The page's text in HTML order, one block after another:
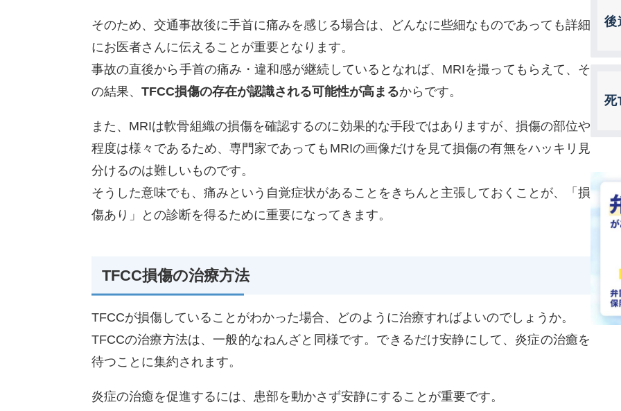
そのため、交通事故後に手首に痛みを感じる場合は、どんなに些細なものであっても詳細
にお医者さんに伝えることが重要となります。
事故の直後から手首の痛み・違和感が継続しているとなれば、MRIを撮ってもらえて、そ
の結果、 TFCC損傷の存在が認識される可能性が高まるからです。
また、MRIは軟骨組織の損傷を確認するのに効果的な手段ではありますが、損傷の部位や
程度は様々であるため、専門家であってもMRIの画像だけを見て損傷の有無をハッキリ見
分けるのは難しいものです。
そうした意味でも、痛みという自覚症状があることをきちんと主張しておくことが、「損
傷あり」との診断を得るために重要になってきます。
TFCC損傷の治療方法
TFCCが損傷していることがわかった場合、どのように治療すればよいのでしょうか。
TFCCの治療方法は、一般的なねんざと同様です。できるだけ安静にして、炎症の治癒を
待つことに集約されます。
炎症の治癒を促進するには、患部を動かさず安静にすることが重要です。
後
死